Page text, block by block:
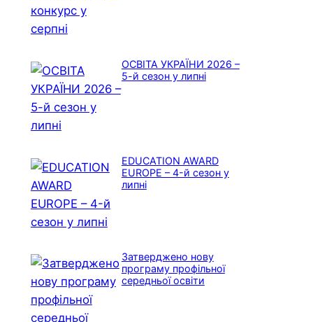
ОСВІТА УКРАЇНИ 2026 –
5-й сезон у липні
EDUCATION AWARD
EUROPE – 4-й сезон у
липні
Затверджено нову
програму профільної
середньої освіти